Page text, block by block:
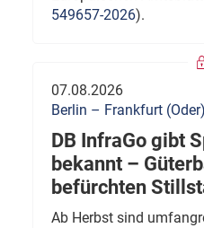
549657-2026).
07.08.2026
Berlin – Frankfurt (Oder)
DB InfraGo gibt
bekannt –
befürchten
Ab Herbst sind